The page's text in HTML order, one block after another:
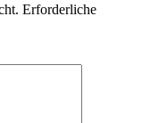
Erforderliche